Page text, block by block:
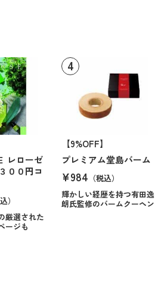
レローゼ
００円コ
）
厳選された
ージも
【9%OFF】
プレミアム堂島バーム
¥984 （税込）
輝かしい経歴を持つ有田逸
朗氏監修のバームクーヘン